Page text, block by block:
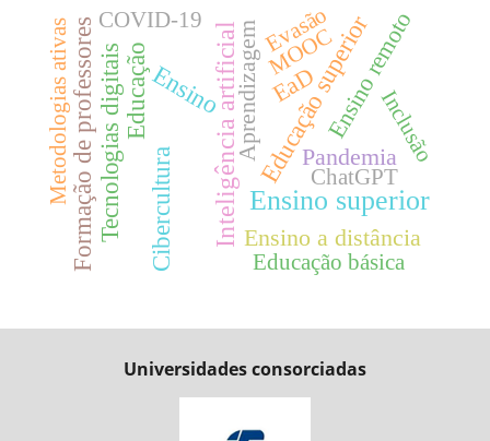
Ensino superior
Inteligência artificial
EducaçãoEnsino
Cibercultura
Formação de professoresTecnologias digitais Educação superior
EaD
Ensino a distância
Pandemia
Ensino remoto
Aprendizagem
Educação básica
Inclusão
Metodologias ativas COVID-19
MOOC
Evasão
ChatGPT
Universidades consorciadas